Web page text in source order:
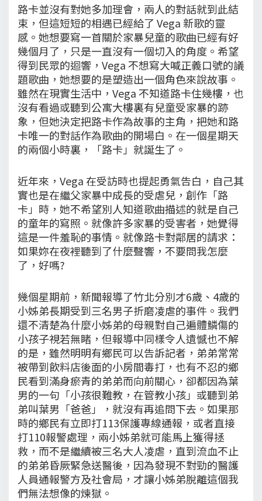
路卡並沒有對她多加理會，兩人的對話就到此結
束，但這短短的相遇已經給了 Vega 新歌的靈
感。她想要寫一首關於家暴兒童的歌曲已經有好
幾個月了，只是一直沒有一個切入的角度。希望
得到民眾的迴響，Vega 不想寫大喊正義口號的議
題歌曲，她想要的是塑造出一個角色來說故事。
雖然在現實生活中，Vega 不知道路卡住幾樓，也
沒有看過或聽到公寓大樓裏有兒童受家暴的跡
象，但她決定把路卡作為故事的主角，把她和路
卡唯一的對話作為歌曲的開場白。在一個星期天
的兩個小時裏，「路卡」就誕生了。
近年來，Vega 在受訪時也提起勇氣告白，自己其
實也是在繼父家暴中成長的受虐兒，創作「路
卡」時，她不希望別人知道歌曲描述的就是自己
的童年的寫照。就像許多家暴的受害者，她覺得
這是一件羞恥的事情。就像路卡對鄰居的請求：
如果妳在夜裡聽到了什麼聲響，不要問我怎麼
了，好嗎?
幾個星期前，新聞報導了竹北分別才6歲、4歲的
小姊弟長期受到三名男子折磨凌虐的事件。我們
還不清楚為什麼小姊弟的母親對自己遍體鱗傷的
小孩子視若無睹，但報導中同樣令人遺憾也不解
的是，雖然明明有鄉民可以告訴記者，弟弟常常
被帶到飲料店後面的小房間毒打，也有不忍的鄉
民看到滿身瘀青的弟弟而向前關心，卻都因為葉
男的一句「小孩很難教，在管教小孩」或聽到弟
弟叫葉男「爸爸」，就沒有再追問下去。如果那
時的鄉民有立即打113保護專線通報，或者直接
打110報警處理，兩小姊弟就可能馬上獲得拯
救，而不是繼續被三名大人凌虐，直到流血不止
的弟弟昏厥緊急送醫後，因為發現不對勁的醫護
人員通報警方及社會局，才讓小姊弟脫離這個我
們無法想像的煉獄。